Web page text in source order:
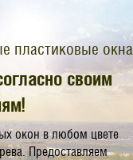
пластиковые окна
своим
окон в любом цвете
Предоставляем